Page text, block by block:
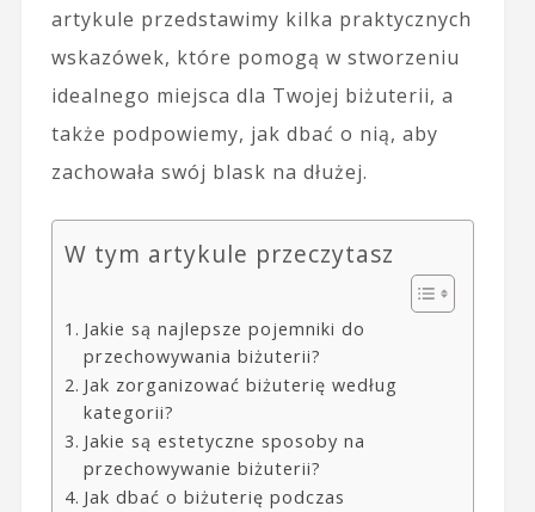
artykule przedstawimy kilka praktycznych
wskazówek, które pomogą w stworzeniu
idealnego miejsca dla Twojej biżuterii, a
także podpowiemy, jak dbać o nią, aby
zachowała swój blask na dłużej.
W tym artykule przeczytasz
Jakie są najlepsze pojemniki do
przechowywania biżuterii?
Jak zorganizować biżuterię według
kategorii?
Jakie są estetyczne sposoby na
przechowywanie biżuterii?
Jak dbać o biżuterię podczas